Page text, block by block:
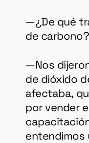
—¿De qué
de
—Nos
de dióxido
afectaba,
por vender